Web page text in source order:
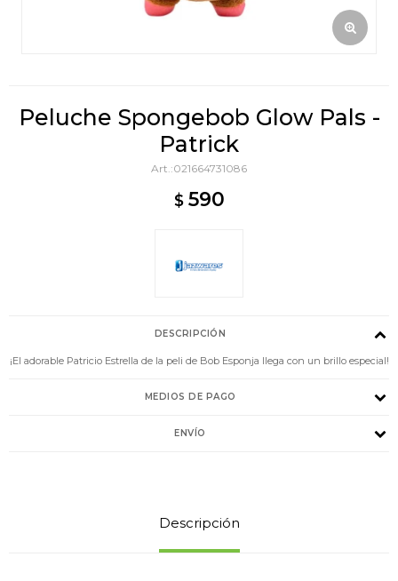
Peluche Spongebob Glow Pals -
Patrick
021664731086
$ 590
DESCRIPCIÓN
¡El adorable Patricio Estrella de la peli de Bob Esponja llega con un brillo especial!
MEDIOS DE PAGO
ENVÍO
Descripción